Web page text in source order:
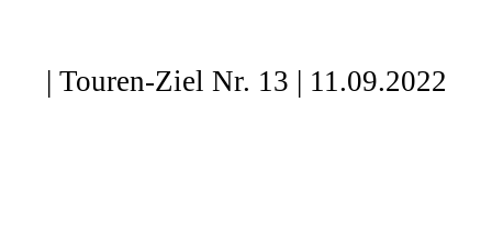
| Touren-Ziel Nr. 13 | 11.09.2022